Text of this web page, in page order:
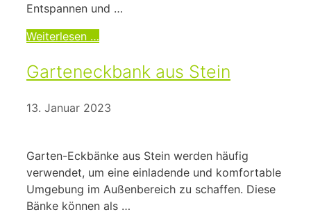
Entspannen und …
Weiterlesen …
Garteneckbank aus Stein
13. Januar 2023
‍Garten-Eckbänke aus Stein werden häufig
verwendet, um eine einladende und komfortable
Umgebung im Außenbereich zu schaffen. Diese
Bänke können als …